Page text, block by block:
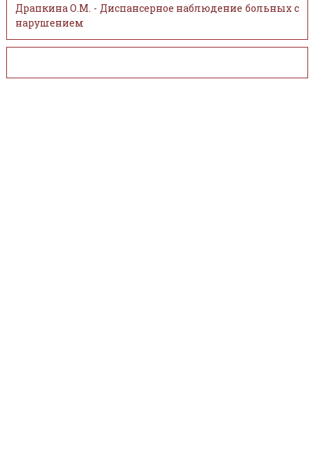
Драпкина О.М. - Диспансерное наблюдение больных с
нарушением